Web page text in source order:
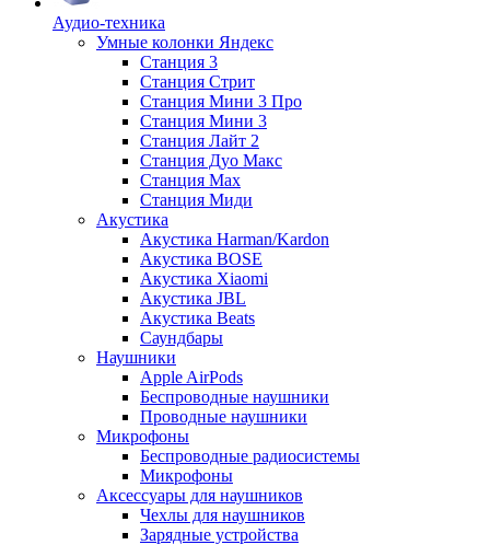
Аудио-техника
Умные колонки Яндекс
Станция 3
Станция Стрит
Станция Мини 3 Про
Станция Мини 3
Станция Лайт 2
Станция Дуо Макс
Станция Max
Станция Миди
Акустика
Акустика Harman/Kardon
Акустика BOSE
Акустика Xiaomi
Акустика JBL
Акустика Beats
Саундбары
Наушники
Apple AirPods
Беспроводные наушники
Проводные наушники
Микрофоны
Беспроводные радиосистемы
Микрофоны
Аксессуары для наушников
Чехлы для наушников
Зарядные устройства